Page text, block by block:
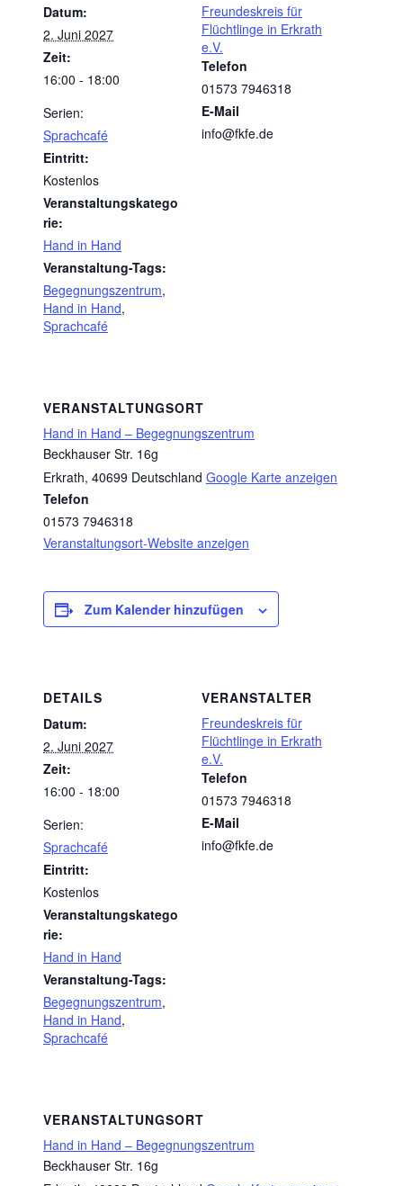
Datum:
2. Juni 2027
Zeit:
16:00 - 18:00
Serien:
Sprachcafé
Eintritt:
Kostenlos
Veranstaltungskatego
rie:
Hand in Hand
Veranstaltung-Tags:
Begegnungszentrum,
Hand in Hand,
Sprachcafé
Freundeskreis für
Flüchtlinge in Erkrath
e.V.
Telefon
01573 7946318
E-Mail
info@fkfe.de
VERANSTALTUNGSORT
Hand in Hand – Begegnungszentrum
Beckhauser Str. 16g
Erkrath, 40699 Deutschland Google Karte anzeigen
Telefon
01573 7946318
Veranstaltungsort-Website anzeigen
Zum Kalender hinzufügen
DETAILS
Datum:
2. Juni 2027
Zeit:
16:00 - 18:00
Serien:
Sprachcafé
Eintritt:
Kostenlos
Veranstaltungskatego
rie:
Hand in Hand
Veranstaltung-Tags:
Begegnungszentrum,
Hand in Hand,
Sprachcafé
VERANSTALTER
Freundeskreis für
Flüchtlinge in Erkrath
e.V.
Telefon
01573 7946318
E-Mail
info@fkfe.de
VERANSTALTUNGSORT
Hand in Hand – Begegnungszentrum
Beckhauser Str. 16g